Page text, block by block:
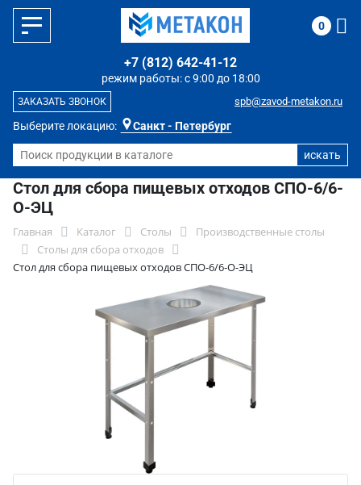
Выберите локацию: Санкт - Петербург
режим работы: с 9:00 до 18:00
+7 (812) 642-41-12
spb@zavod-metakon.ru
ЗАКАЗАТЬ ЗВОНОК
0
Стол для сбора пищевых отходов СПО-6/6-
О-ЭЦ
Главная Каталог Столы
Производственные столы
Столы для сбора отходов
Стол для сбора пищевых отходов СПО-6/6-О-ЭЦ